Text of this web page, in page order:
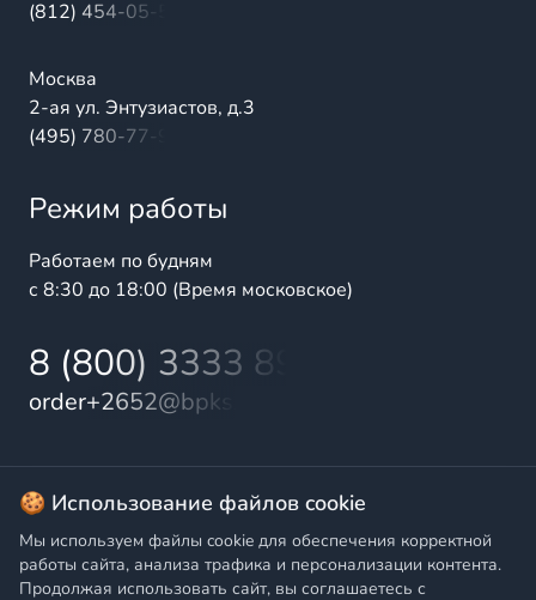
(812) 454-05-54
Москва
2-ая ул. Энтузиастов, д.3
(495) 780-77-98
Режим работы
Работаем по будням
с 8:30 до 18:00 (Время московское)
8 (800) 3333 899
order+2652@bpks.ru
© 2025 БалтПромКомплект — комплексные поставки
высококачественной продукции промышленного и
бытового назначения
🍪 Использование файлов cookie
Мы используем файлы cookie для обеспечения корректной
работы сайта, анализа трафика и персонализации контента.
Продолжая использовать сайт, вы соглашаетесь с